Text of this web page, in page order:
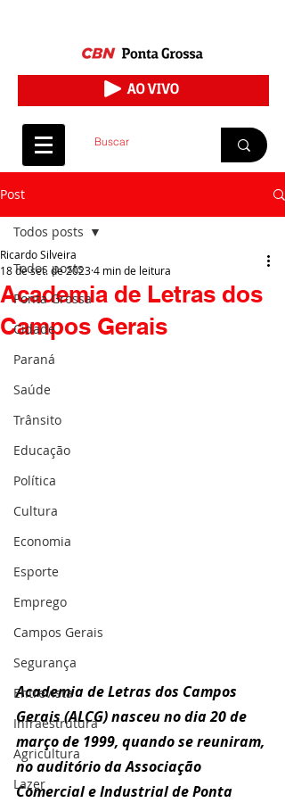
Post
Todos posts
Ponta Grossa
Cidade
Paraná
Saúde
Trânsito
Educação
Política
Cultura
Economia
Esporte
Emprego
Campos Gerais
Segurança
Entrevista
Infraestrutura
Agricultura
Lazer
Todos posts
Academia de Letras dos
Campos Gerais
Ricardo Silveira
18 de set. de 20234 min de leitura
Academia de Letras dos Campos
Gerais (ALCG) nasceu no dia 20 de
março de 1999, quando se reuniram,
no auditório da Associação
Comercial e Industrial de Ponta